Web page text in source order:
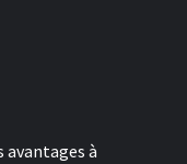
avantages à